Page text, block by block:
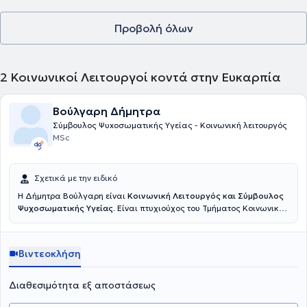
Προβολή όλων
2 Κοινωνικοί Λειτουργοί κοντά στην Ευκαρπία
Βούλγαρη Δήμητρα
Σύμβουλος Ψυxoσωματικής Υγείας - Κοινωνική λειτουργός
MSc
Σχετικά με την ειδικό
Η Δήμητρα Βούλγαρη είναι Κοινωνική Λειτουργός και Σύμβουλος
Ψυχοσωματικής Υγείας. Είναι πτυχιούχος του Τμήματος Κοινωνικής
Διεύθυνση Κοινωνικής Πολιτικής του Δήμου Ηρακλείου Αττικής.
ερευνών που αφορούν εισαγγελικές παρεμβάσεις για θέματα
κακοποίησης ή παραμέλησης ανηλίκων και ενηλίκων, παραπομπές
σε μονάδες ψυχοκοινωνικής αποκατάστασης, παροχή βοήθειας σε
Βιντεοκλήση
Διαθεσιμότητα εξ αποστάσεως